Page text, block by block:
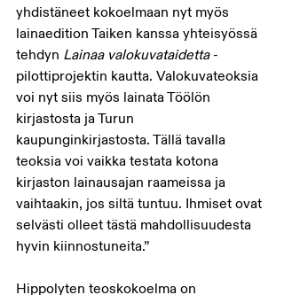
yhdistäneet kokoelmaan nyt myös
lainaedition Taiken kanssa yhteisyössä
tehdyn Lainaa valokuvataidetta -
pilottiprojektin kautta. Valokuvateoksia
voi nyt siis myös lainata Töölön
kirjastosta ja Turun
kaupunginkirjastosta. Tällä tavalla
teoksia voi vaikka testata kotona
kirjaston lainausajan raameissa ja
vaihtaakin, jos siltä tuntuu. Ihmiset ovat
selvästi olleet tästä mahdollisuudesta
hyvin kiinnostuneita.”
Hippolyten teoskokoelma on